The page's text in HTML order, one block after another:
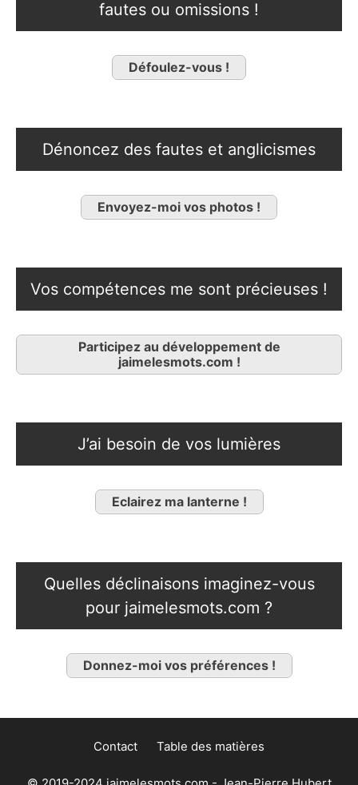
fautes ou omissions !
Défoulez-vous !
Dénoncez des fautes et anglicismes
Envoyez-moi vos photos !
Vos compétences me sont précieuses !
Participez au développement de
jaimelesmots.com !
J’ai besoin de vos lumières
Eclairez ma lanterne !
Quelles déclinaisons imaginez-vous
pour jaimelesmots.com ?
Donnez-moi vos préférences !
Contact Table des matières